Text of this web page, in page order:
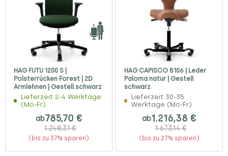
HAG FUTU 1200 S |
Polsterrücken Forest | 2D
Armlehnen | Gestell schwarz
Lieferzeit 2-4 Werktage
(Mo-Fr)
ab785,70 €
1.248,31 €
(bis zu 37% sparen)
HAG CAPISCO 8106 | Leder
Paloma natur | Gestell
schwarz
Lieferzeit 30-35
Werktage (Mo-Fr)
ab1.216,38 €
1.673,14 €
(bis zu 27% sparen)